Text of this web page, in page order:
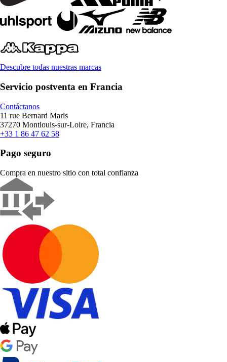
Descubre todas nuestras marcas
Servicio postventa en Francia
Contáctanos
11 rue Bernard Maris
37270 Montlouis-sur-Loire, Francia
+33 1 86 47 62 58
Pago seguro
Compra en nuestro sitio con total confianza